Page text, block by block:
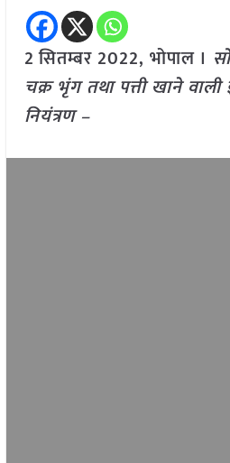
2सितम्बर 2022, भोपाल ।
चक्र भृंग तथा पत्ती खाने
नियंत्रण –